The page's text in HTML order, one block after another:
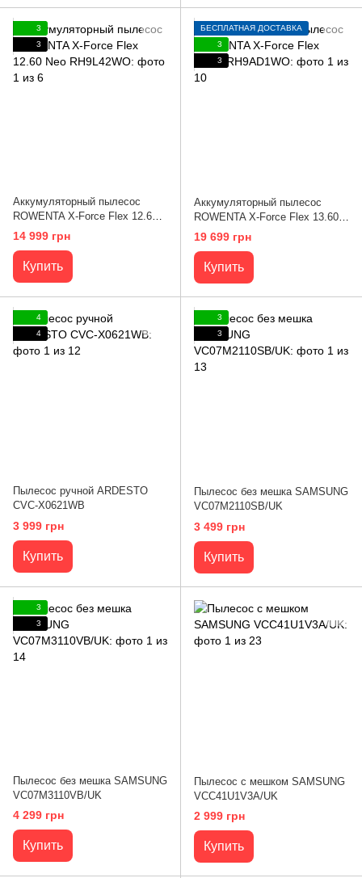
3
3
Аккумуляторный пылесос
ROWENTA X-Force Flex 12.60
Neo RH9L42WO
14 999 грн
Купить
БЕСПЛАТНАЯ ДОСТАВКА
3
3
Аккумуляторный пылесос
ROWENTA X-Force Flex 13.60
RH9AD1WO
19 699 грн
Купить
4
4
Пылесос ручной ARDESTO
CVC-X0621WB
3 999 грн
Купить
3
3
Пылесос без мешка SAMSUNG
VC07M2110SB/UK
3 499 грн
Купить
3
3
Пылесос без мешка SAMSUNG
VC07M3110VB/UK
4 299 грн
Купить
Пылесос с мешком SAMSUNG
VCC41U1V3A/UK
2 999 грн
Купить